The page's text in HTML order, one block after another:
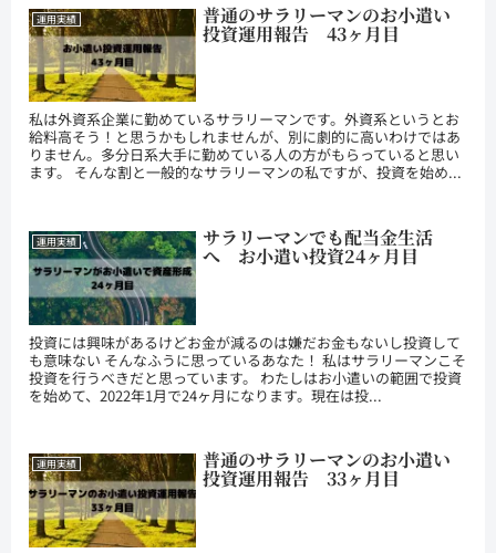
運用実績 普通のサラリーマンのお小遣い
投資運用報告 43ヶ月目
私は外資系企業に勤めているサラリーマンです。外資系というとお
給料高そう！と思うかもしれませんが、別に劇的に高いわけではあ
りません。多分日系大手に勤めている人の方がもらっていると思い
ます。 そんな割と一般的なサラリーマンの私ですが、投資を始め...
運用実績 サラリーマンでも配当金生活
へ お小遣い投資24ヶ月目
投資には興味があるけどお金が減るのは嫌だお金もないし投資して
も意味ない そんなふうに思っているあなた！ 私はサラリーマンこそ
投資を行うべきだと思っています。 わたしはお小遣いの範囲で投資
を始めて、2022年1月で24ヶ月になります。現在は投...
運用実績 普通のサラリーマンのお小遣い
投資運用報告 33ヶ月目